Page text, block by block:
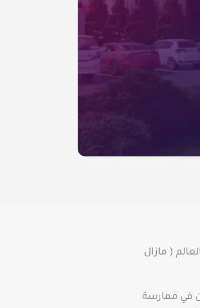
( مازال
في ممارسة